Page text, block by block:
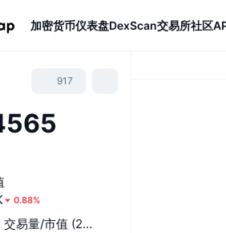
加密货币仪表盘DexScan交易所社区
917
0.88%
交易量/市值 (24小时)